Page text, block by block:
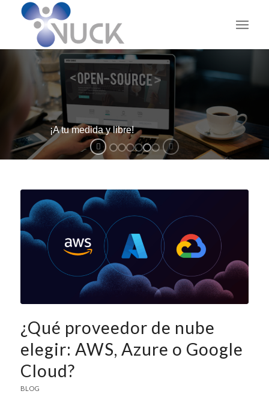
V-OPEN
¡A tu medida y libre!
¿Qué proveedor de nube
elegir: AWS, Azure o Google
Cloud?
BLOG